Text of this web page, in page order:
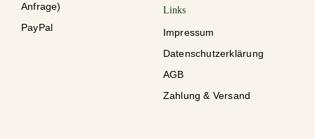
Anfrage)
PayPal
Links
Impressum
Datenschutzerklärung
AGB
Zahlung & Versand